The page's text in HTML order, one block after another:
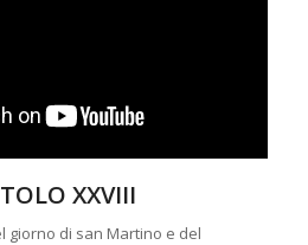
XXVIII
giorno di san Martino e del